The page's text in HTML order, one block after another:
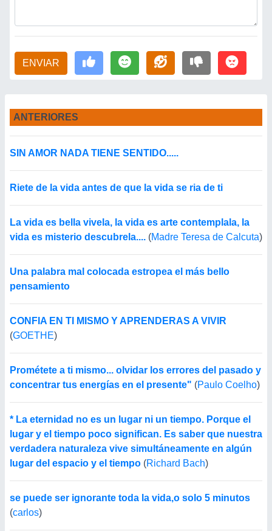
ENVIAR
ANTERIORES
SIN AMOR NADA TIENE SENTIDO.....
Riete de la vida antes de que la vida se ria de ti
La vida es bella vivela, la vida es arte contemplala, la
vida es misterio descubrela.... (Madre Teresa de Calcuta)
Una palabra mal colocada estropea el más bello
pensamiento
CONFIA EN TI MISMO Y APRENDERAS A VIVIR
(GOETHE)
Prométete a ti mismo... olvidar los errores del pasado y
concentrar tus energías en el presente" (Paulo Coelho)
* La eternidad no es un lugar ni un tiempo. Porque el
lugar y el tiempo poco significan. Es saber que nuestra
verdadera naturaleza vive simultáneamente en algún
lugar del espacio y el tiempo (Richard Bach)
se puede ser ignorante toda la vida,o solo 5 minutos
(carlos)